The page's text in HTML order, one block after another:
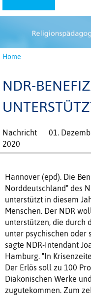
Home
NDR-
Nachricht
01.
2020
Hannover (epd). Die
Norddeutschland" des
unterstützt in diesem
Menschen. Der NDR
unterstützen, die durch
unter psychischen oder
sagte NDR-Intendant
Hamburg. "In
Der Erlös soll zu 100
Diakonischen Werke
zugutekommen. Zum